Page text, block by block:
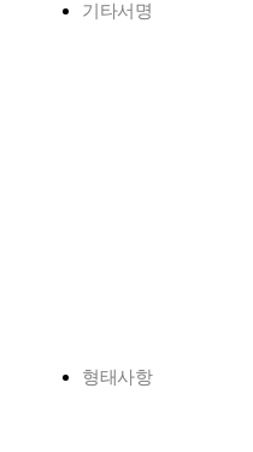
기타서명
형태사항